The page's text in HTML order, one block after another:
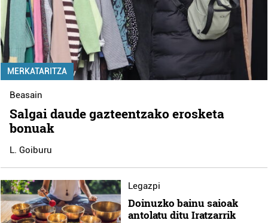
MERKATARITZA
Beasain
Salgai daude gazteentzako erosketa
bonuak
L. Goiburu
Legazpi
Doinuzko bainu saioak
antolatu ditu Iratzarrik